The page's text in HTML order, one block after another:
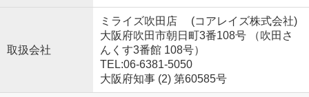
取扱会社
ミライズ吹田店 (コアレイズ株式会社)
大阪府吹田市朝日町3番108号 （吹田さ
んくす3番館 108号）
TEL:06-6381-5050
大阪府知事 (2) 第60585号